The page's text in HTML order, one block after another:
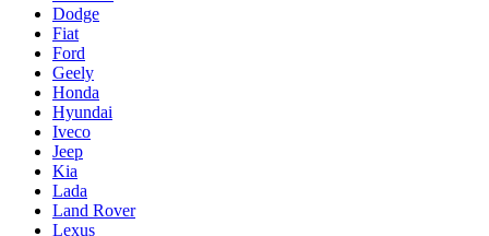
Dodge
Fiat
Ford
Geely
Honda
Hyundai
Iveco
Jeep
Kia
Lada
Land Rover
Lexus